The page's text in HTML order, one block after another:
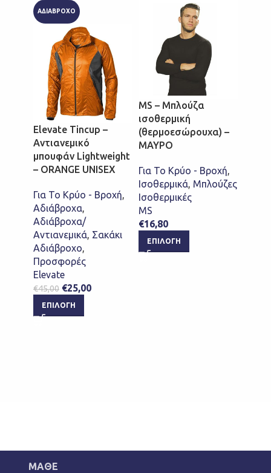
ΑΔΙΑΒΡΟΧΟ
Elevate Tincup –
Αντιανεμικό
μπουφάν Lightweight
– ORANGE UNISEX
Για Το Κρύο - Βροχή,
Αδιάβροχα,
Αδιάβροχα/
Αντιανεμικά, Σακάκι
Αδιάβροχο,
Προσφορές
Elevate
€45,00 €25,00
ΕΠΙΛΟΓΉ
MS – Μπλούζα
ισοθερμική
(θερμοεσώρουχα) –
ΜΑΥΡΟ
Για Το Κρύο - Βροχή,
Ισοθερμικά, Μπλούζες
Ισοθερμικές
MS
€16,80
ΕΠΙΛΟΓΉ
ΜΑΘΕ